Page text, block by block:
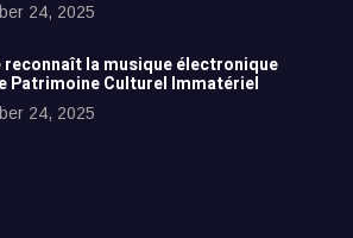
24, 2025
reconnaît la musique électronique
Patrimoine Culturel Immatériel
24, 2025